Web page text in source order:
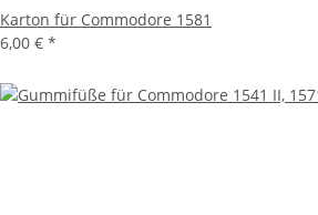
Karton für Commodore 1581
6,00 € *